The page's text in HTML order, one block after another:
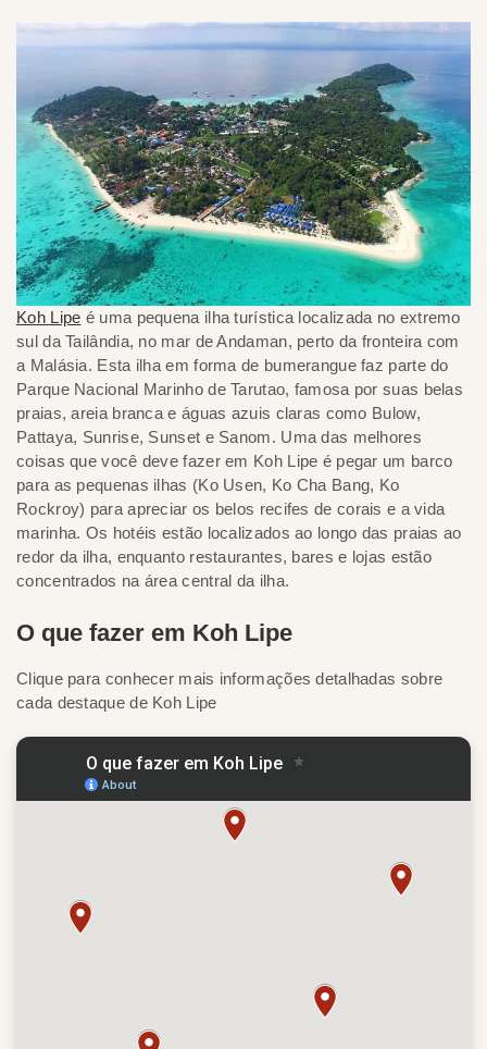
Koh Lipe é uma pequena ilha turística localizada no extremo
sul da Tailândia, no mar de Andaman, perto da fronteira com
a Malásia. Esta ilha em forma de bumerangue faz parte do
Parque Nacional Marinho de Tarutao, famosa por suas belas
praias, areia branca e águas azuis claras como Bulow,
Pattaya, Sunrise, Sunset e Sanom. Uma das melhores
coisas que você deve fazer em Koh Lipe é pegar um barco
para as pequenas ilhas (Ko Usen, Ko Cha Bang, Ko
Rockroy) para apreciar os belos recifes de corais e a vida
marinha. Os hotéis estão localizados ao longo das praias ao
redor da ilha, enquanto restaurantes, bares e lojas estão
concentrados na área central da ilha.
O que fazer em Koh Lipe
Clique para conhecer mais informações detalhadas sobre
cada destaque de Koh Lipe